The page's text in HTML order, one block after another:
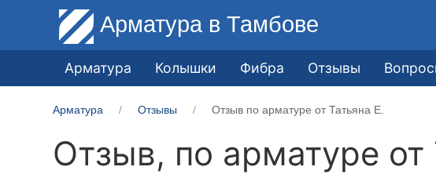
Арматура в Тамбове
Арматура Колышки Фибра Отзывы
Арматура Отзывы Отзыв по арматуре от Татьяна Е.
Отзыв, по арматуре от